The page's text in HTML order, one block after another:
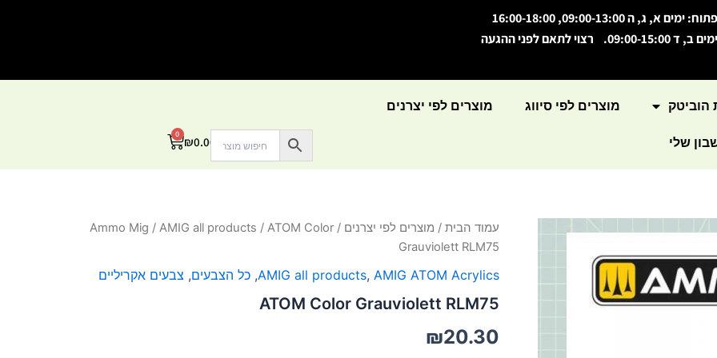
פתוח: ימים א, ג, ה 09:00-13:00, 16:00-18:00
ימים ב, ד 09:00-15:00. רצוי לתאם לפני ההגעה
הוביטק מוצרים לפי סיווג מוצרים לפי יצרנים
שלי ₪0.00
0
עגלת
עמוד הבית / מוצרים לפי יצרנים /
Ammo Mig / AMIG all products / ATOM Color
Grauviolett RLM75
AMIG all products, AMIG ATOM Acrylics
, כל הצבעים, צבעים אקריליים
ATOM Color Grauviolett RLM75
₪20.30
כמות
של
Color
RLM75